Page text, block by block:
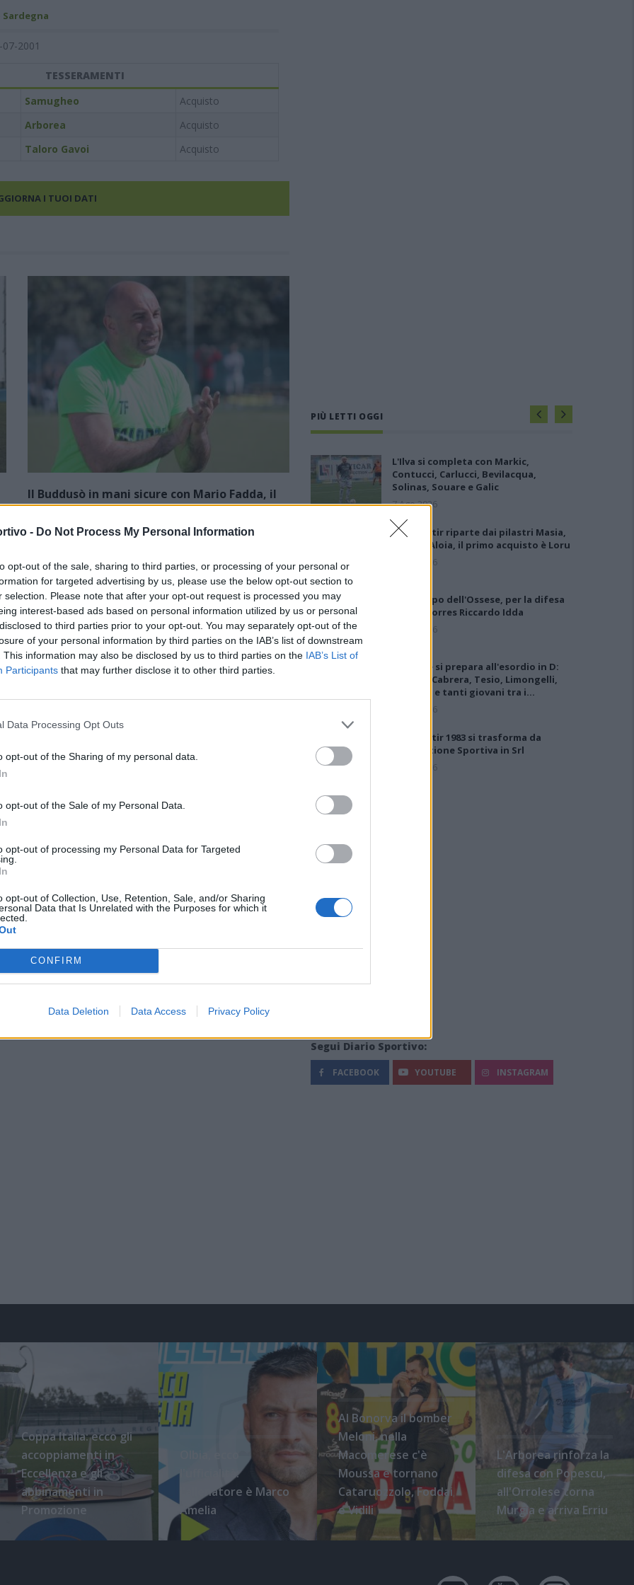
- Do Not Process My Personal Information
opt-out of the sale, sharing to third parties, or processing of your personal or
for targeted advertising by us, please use the below opt-out section to
selection. Please note that after your opt-out request is processed you may
interest-based ads based on personal information utilized by us or personal
to third parties prior to your opt-out. You may separately opt-out of the
of your personal information by third parties on the IAB’s list of downstream
This information may also be disclosed by us to third parties on the IAB’s List of
Participants that may further disclose it to other third parties.
Data Processing Opt Outs
opt-out of the Sharing of my personal data.
opt-out of the Sale of my Personal Data.
opt-out of processing my Personal Data for Targeted
opt-out of Collection, Use, Retention, Sale, and/or Sharing
Data that Is Unrelated with the Purposes for which it
CONFIRM
Data Deletion Data Access Privacy Policy
07-2001
TESSERAMENTI
Samugheo
Acquisto
Arborea
Acquisto
Taloro Gavoi Acquisto
I TUOI DATI
Il Buddusò in mani sicure con Mario Fadda, il
Monte Alma riparte da Ivano Falchi
5 Ago 2026
luglio, inizia ufficialmente la stagione 2026-27 e per le
squadre di Promozione girone B arrivano anche le chiusure
delle trattative…
Colpo dell'Uta con Pisano e arriva
anche Serra, tripletta Cus Cagliari
con Piroddi, Angiargia e Nenna
duro
4 Ago 2026
con Samuele Pinna
Il Sant'Elena si riprende il difensore
PIÙ LETTI OGGI
L'Ilva si completa con Markic,
Contucci, Carlucci, Bevilacqua,
Solinas, Souare e Galic
7 Ago 2026
Il Monastir riparte dai pilastri Masia,
Pinna e Aloia, il primo acquisto è Loru
7 Ago 2026
Gran colpo dell'Ossese, per la difesa
c'è l'ex Torres Riccardo Idda
7 Ago 2026
L'Ossese si prepara all'esordio in D:
Forzati, Cabrera, Tesio, Limongelli,
Bolzicco e tanti giovani tra i…
7 Ago 2026
Il Monastir 1983 si trasforma da
Associazione Sportiva in Srl
7 Ago 2026
Segui Diario Sportivo:
FACEBOOK YOUTUBE INSTAGRAM
Coppa Italia: ecco gli
accoppiamenti in
Eccellenza e gli
abbinamenti in
Promozione
l'ufficialità:
l'allenatore è Marco
Amelia
Al Bonorva il bomber
Meloni, nella
Macomerese c'è
Moussa e tornano
Cataruozzolo, Foddai
e Vidili
L'Arborea rinforza la
difesa con Popescu,
all'Orrolese torna
Murgia e arriva Erriu